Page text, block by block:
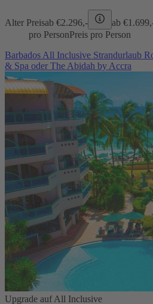
Alter Preisab €2.296,- ab €
pro PersonPreis pro Person
Barbados All Inclusive Strandurlaub
& Spa oder The Abidah by Accra
Upgrade auf All Inclusive